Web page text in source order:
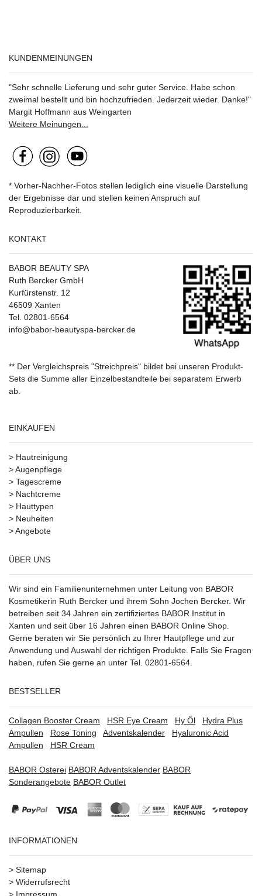
KUNDENMEINUNGEN
"Sehr schnelle Lieferung und sehr guter Service. Habe schon
zweimal bestellt und bin hochzufrieden. Jederzeit wieder. Danke!"
Margit Hoffmann aus Weingarten
Weitere Meinungen...
* Vorher-Nachher-Fotos stellen lediglich eine visuelle Darstellung
der Ergebnisse dar und stellen keinen Anspruch auf
Reproduzierbarkeit.
KONTAKT
BABOR BEAUTY SPA
Ruth Bercker GmbH
Kurfürstenstr. 12
46509 Xanten
Tel. 02801-6564
info@babor-beautyspa-bercker.de
** Der Vergleichspreis "Streichpreis" bildet bei unseren Produkt-
Sets die Summe aller Einzelbestandteile bei separatem Erwerb
ab.
EINKAUFEN
> Hautreinigung
>Augenpflege
> Tagescreme
> Nachtcreme
> Hauttypen
> Neuheiten
>Angebote
ÜBER UNS
Wir sind ein Familienunternehmen unter Leitung von BABOR
Kosmetikerin Ruth Bercker und ihrem Sohn Jochen Bercker. Wir
betreiben seit 34 Jahren ein zertifiziertes BABOR Institut in
Xanten und seit über 16 Jahren einen BABOR Online Shop.
Gerne beraten wir Sie persönlich zu Ihrer Hautpflege und zur
Anwendung und Auswahl der richtigen Produkte. Falls Sie Fragen
haben, rufen Sie gerne an unter Tel. 02801-6564.
BESTSELLER
Collagen Booster Cream HSR Eye Cream Hy Öl
Hydra Plus
Ampullen
Rose Toning Adventskalender
Hyaluronic Acid
Ampullen
HSR Cream
BABOR Osterei BABOR Adventskalender BABOR
Sonderangebote BABOR Outlet
INFORMATIONEN
> Sitemap
> Widerrufsrecht